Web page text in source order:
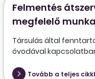
Felmentés
megfelelő
Társulás által
óvodával
Tovább a teljes